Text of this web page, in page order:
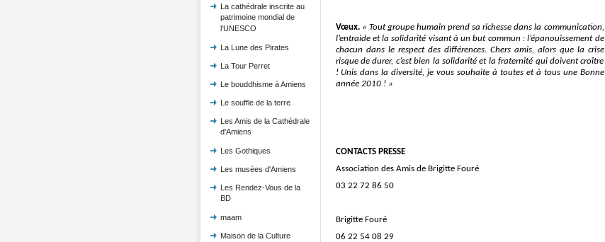
La cathédrale inscrite au
patrimoine mondial de
l'UNESCO
La Lune des Pirates
La Tour Perret
Le bouddhisme à Amiens
Le souffle de la terre
Les Amis de la Cathédrale
d'Amiens
Les Gothiques
Les musées d'Amiens
Les Rendez-Vous de la
BD
maam
Maison de la Culture
Vœux. « Tout groupe humain prend sa richesse dans la communication,
l’entraide et la solidarité visant à un but commun : l’épanouissement de
chacun dans le respect des différences. Chers amis, alors que la crise
risque de durer, c’est bien la solidarité et la fraternité qui doivent croître
! Unis dans la diversité, je vous souhaite à toutes et à tous une Bonne
année 2010 !»
CONTACTS PRESSE
Association des Amis de Brigitte Fouré
03 22 72 86 50
Brigitte Fouré
06 22 54 08 29